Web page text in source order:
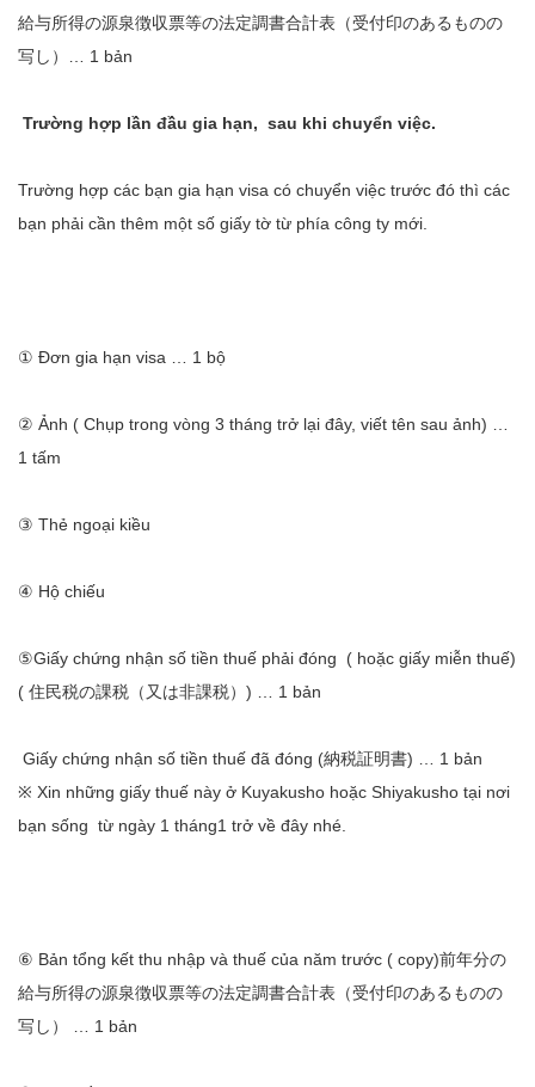
給与所得の源泉徴収票等の法定調書合計表（受付印のあるものの
写し）… 1 bản
Trường hợp lần đầu gia hạn, sau khi chuyển việc.
Trường hợp các bạn gia hạn visa có chuyển việc trước đó thì các
bạn phải cần thêm một số giấy tờ từ phía công ty mới.
① Đơn gia hạn visa … 1 bộ
② Ảnh ( Chụp trong vòng 3 tháng trở lại đây, viết tên sau ảnh) …
1 tấm
③ Thẻ ngoại kiều
④ Hộ chiếu
⑤Giấy chứng nhận số tiền thuế phải đóng ( hoặc giấy miễn thuế)
( 住民税の課税（又は非課税）) … 1 bản
Giấy chứng nhận số tiền thuế đã đóng (納税証明書) … 1 bản
※ Xin những giấy thuế này ở Kuyakusho hoặc Shiyakusho tại nơi
bạn sống từ ngày 1 tháng1 trở về đây nhé.
⑥ Bản tổng kết thu nhập và thuế của năm trước ( copy)前年分の
給与所得の源泉徴収票等の法定調書合計表（受付印のあるものの
写し） … 1 bản